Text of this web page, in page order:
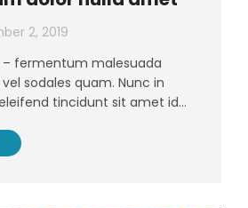
2, 2019
fermentum malesuada
sodales quam. Nunc in
tincidunt sit amet id…